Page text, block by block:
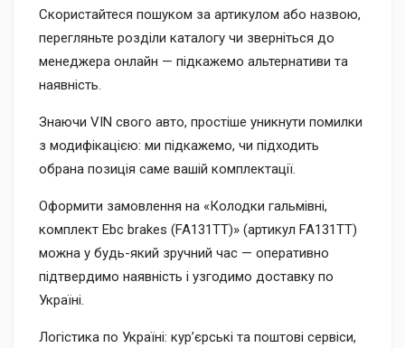
Скористайтеся пошуком за артикулом або назвою,
перегляньте розділи каталогу чи зверніться до
менеджера онлайн — підкажемо альтернативи та
наявність.
Знаючи VIN свого авто, простіше уникнути помилки
з модифікацією: ми підкажемо, чи підходить
обрана позиція саме вашій комплектації.
Оформити замовлення на «Колодки гальмівні,
комплект Ebc brakes (FA131TT)» (артикул FA131TT)
можна у будь-який зручний час — оперативно
підтвердимо наявність і узгодимо доставку по
Україні.
Логістика по Україні: кур’єрські та поштові сервіси,